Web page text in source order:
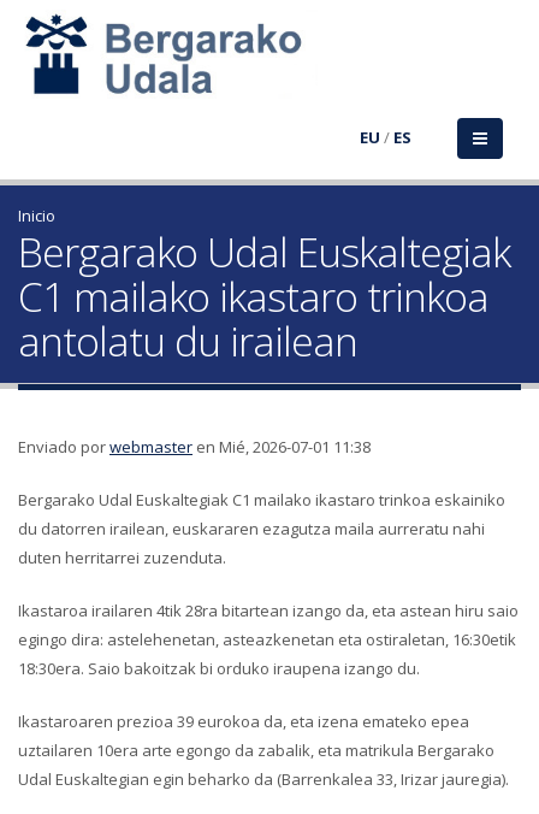
EU / ES
Inicio
Bergarako Udal Euskaltegiak
C1 mailako ikastaro trinkoa
antolatu du irailean
Enviado porwebmaster en Mié, 2026-07-01 11:38
Bergarako Udal Euskaltegiak C1 mailako ikastaro trinkoa eskainiko
du datorren irailean, euskararen ezagutza maila aurreratu nahi
duten herritarrei zuzenduta.
Ikastaroa irailaren 4tik 28ra bitartean izango da, eta astean hiru saio
egingo dira: astelehenetan, asteazkenetan eta ostiraletan, 16:30etik
18:30era. Saio bakoitzak bi orduko iraupena izango du.
Ikastaroaren prezioa 39 eurokoa da, eta izena emateko epea
uztailaren 10era arte egongo da zabalik, eta matrikula Bergarako
Udal Euskaltegian egin beharko da (Barrenkalea 33, Irizar jauregia).